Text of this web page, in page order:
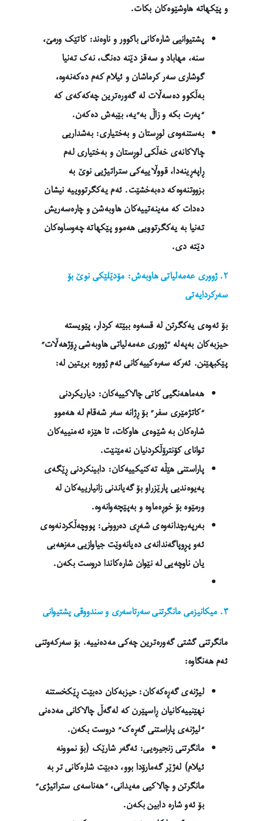
و پێکهاتە هاوشێوەکان بکات.
پشتیوانیی شارەکانی باکوور و ناوەند: کاتێک ورمێ،
سنە، مهاباد و سەقز دێنە دەنگ، نەک تەنیا
گوشاری سەر کرماشان و ئیلام کەم دەکەنەوە،
بەڵکوو دەسەڵات لە گەورەترین چەکەکەی کە
“پەرت بکە و زاڵ بە”یە، بێبەش دەکەن.
بەستنەوەی لوڕستان و بەختیاری: بەشداریی
چالاکانەی خەڵکی لوڕستان و بەختیاری لەم
ڕاپەڕینەدا، قووڵاییەکی ستراتیژیی نوێ بە
بزووتنەوەکە دەبەخشێت. ئەم یەکگرتووییە نیشان
دەدات کە مەینەتییەکان هاوبەشن و چارەسەریش
تەنیا بە یەکگرتوویی هەموو پێکهاتە چەوساوەکان
دێتە دی.
٢. ژووری عەمەلیاتی هاوبەش: مۆدێلێکی نوێ بۆ
سەرکردایەتی
بۆ ئەوەی یەکگرتن لە قسەوە ببێتە کردار، پێویستە
حیزبەکان بەپەلە “ژووری عەمەلیاتی هاوبەشی ڕۆژهەڵات”
پێکبهێنن. ئەرکە سەرەکییەکانی ئەم ژوورە بریتین لە:
هەماهەنگیی کاتی چالاکییەکان: دیاریکردنی
“کاتژمێری سفر” بۆ ڕژانە سەر شەقام لە هەموو
شارەکان بە شێوەی هاوکات، تا هێزە ئەمنییەکان
توانای کۆنترۆڵکردنیان نەمێنێت.
پاراستنی هێڵە تەکنیکییەکان: دابینکردنی ڕێگەی
پەیوەندیی پارێزراو بۆ گەیاندنی زانیارییەکان لە
ورمێوە بۆ خوڕەماوە و بەپێچەوانەوە.
بەرپەرچدانەوەی شەڕی دەروونی: پووچەڵکردنەوەی
ئەو پڕوپاگەندانەی دەیانەوێت جیاوازیی مەزهەبی
یان ناوچەیی لە نێوان شارەکاندا دروست بکەن.
٣. میکانیزمی مانگرتنی سەرتاسەری و سندووقی پشتیوانی
مانگرتنی گشتی گەورەترین چەکی مەدەنییە. بۆ سەرکەوتنی
ئەم هەنگاوە:
لیژنەی گەڕەکەکان: حیزبەکان دەبێت ڕێکخستنە
نهێنییەکانیان ڕاسپێرن کە لەگەڵ چالاکانی مەدەنی
“لیژنەی پاراستنی گەڕەک” دروست بکەن.
مانگرتنی زنجیرەیی: ئەگەر شارێک (بۆ نموونە
ئیلام) لەژێر گەمارۆدا بوو، دەبێت شارەکانی تر بە
مانگرتن و چالاکیی مەیدانی، “هەناسەی ستراتیژی”
بۆ ئەو شارە دابین بکەن.